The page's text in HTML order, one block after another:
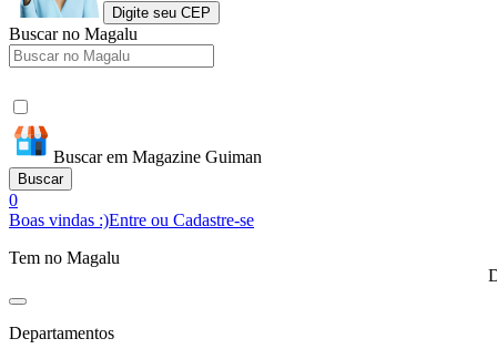
Digite seu CEP
Buscar no Magalu
Buscar em Magazine Guiman
Buscar
0
Boas vindas :)Entre ou Cadastre-se
Tem no Magalu
Departamentos